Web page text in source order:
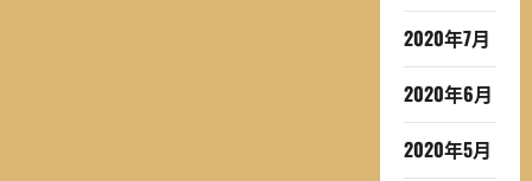
2020年7月
2020年6月
2020年5月